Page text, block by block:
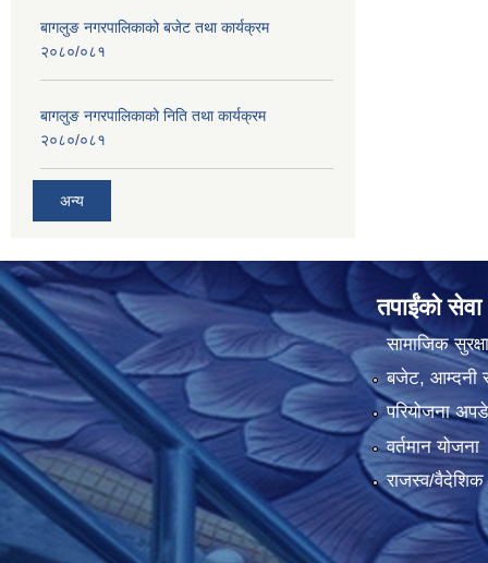
बागलुङ नगरपालिकाको बजेट तथा कार्यक्रम
२०८०/०८१
बागलुङ नगरपालिकाको निति तथा कार्यक्रम
२०८०/०८१
अन्य
तपाईंको सेवा
सामाजिक सुरक्षा
बजेट, आम्दनी
परियोजना
वर्तमान योजना
राजस्व/वैदेशिक